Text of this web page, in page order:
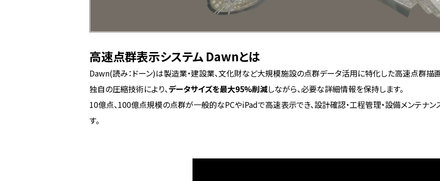
高速点群表示システム Dawnとは
Dawn(読み：ドーン)は製造業・建設業、文化財など大規模施設の点群データ活用に特化した高速点群描画
独自の圧縮技術により、データサイズを最大95%削減しながら、必要な詳細情報を保持します。
10億点、100億点規模の点群が一般的なPCやiPadで高速表示でき、設計確認・工程管理・設備メンテナ
す。